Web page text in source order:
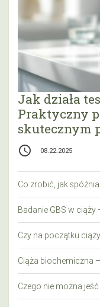
Jak działa
Praktyczny
skutecznym
access_time 08.22.2025